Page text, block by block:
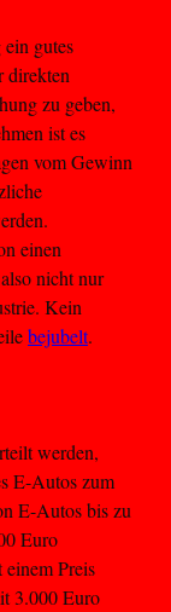
gutes
direkten
zu geben,
ist es
vom Gewinn
einen
nicht nur
Kein
bejubelt.
werden,
E-Autos zum
E-Autos bis zu
Euro
Preis
3.000 Euro